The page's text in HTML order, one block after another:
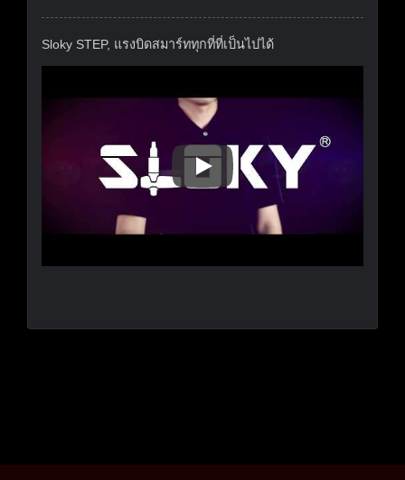
Sloky STEP, แรงบิดสมาร์ททุกที่ที่เป็นไปได้
Sloky STEP, แรงบิดสมาร์ททุก